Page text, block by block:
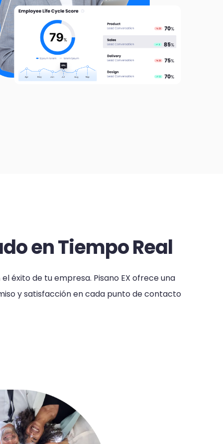
en Tiempo Real
éxito de tu empresa. Pisano EX ofrece una
y satisfacción en cada punto de contacto